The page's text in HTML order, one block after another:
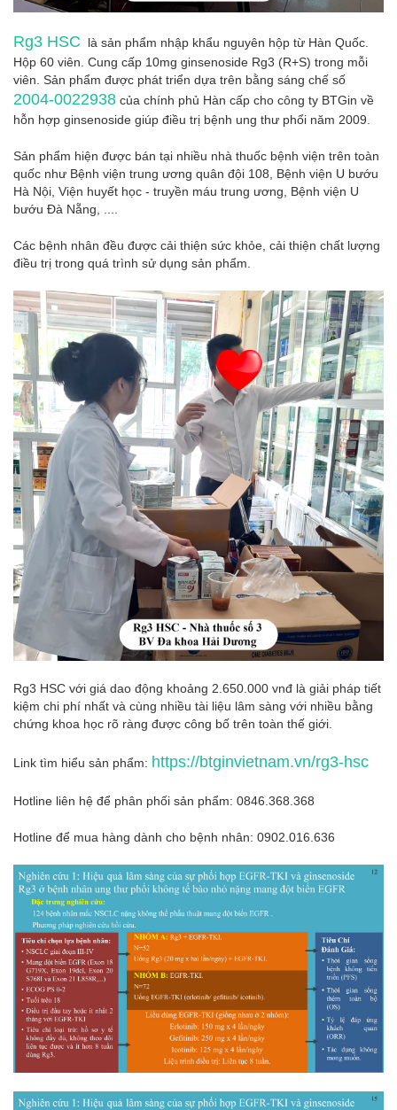
Rg3 HSC là sản phẩm nhập khẩu nguyên hộp từ Hàn Quốc.
Hộp 60 viên. Cung cấp 10mg ginsenoside Rg3 (R+S) trong mỗi
viên. Sản phẩm được phát triển dựa trên bằng sáng chế số
2004-0022938 của chính phủ Hàn cấp cho công ty BTGin về
hỗn hợp ginsenoside giúp điều trị bệnh ung thư phổi năm 2009.
Sản phẩm hiện được bán tại nhiều nhà thuốc bệnh viện trên toàn
quốc như Bệnh viện trung ương quân đội 108, Bệnh viện U bướu
Hà Nội, Viện huyết học - truyền máu trung ương, Bệnh viện U
bướu Đà Nẵng, ....
Các bệnh nhân đều được cải thiện sức khỏe, cải thiện chất lượng
điều trị trong quá trình sử dụng sản phẩm.
Rg3 HSC với giá dao động khoảng 2.650.000 vnđ là giải pháp tiết
kiệm chi phí nhất và cùng nhiều tài liệu lâm sàng với nhiều bằng
chứng khoa học rõ ràng được công bố trên toàn thế giới.
Link tìm hiểu sản phẩm: https://btginvietnam.vn/rg3-hsc
Hotline liên hệ để phân phối sản phẩm: 0846.368.368
Hotline để mua hàng dành cho bệnh nhân: 0902.016.636